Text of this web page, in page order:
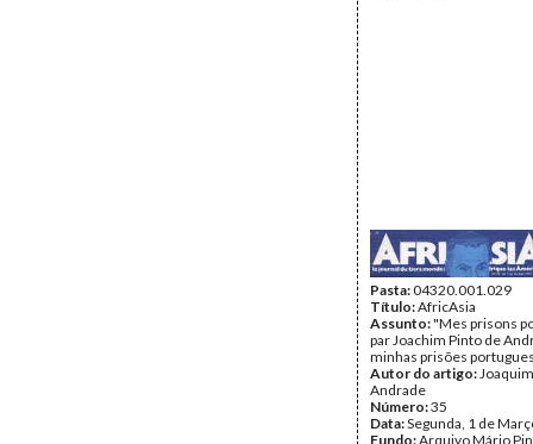
Pasta:04320.001.029
Título:AfricAsia
Assunto:"Mes prisons
par Joachim Pinto de
minhas prisões
Autor do artigo:
Andrade
Número:35
Data:Segunda, 1 de
Fundo:Arquivo Mário